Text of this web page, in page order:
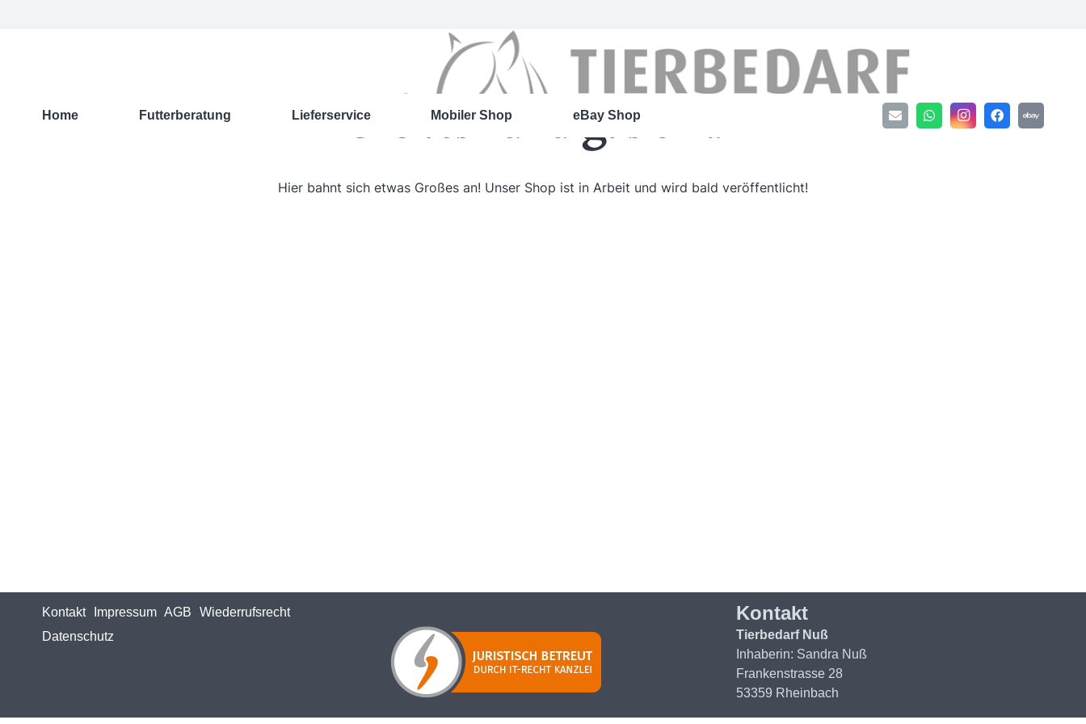
Home Futterberatung Lieferservice Mobiler Shop eBay Shop
Großes kündigt sich an
Hier bahnt sich etwas Großes an! Unser Shop ist in Arbeit und wird bald veröffentlicht!
Kontakt Impressum AGB
Wiederrufsrecht
Datenschutz
Kontakt
Tierbedarf Nuß
Inhaberin: Sandra Nuß
Frankenstrasse 28
53359 Rheinbach